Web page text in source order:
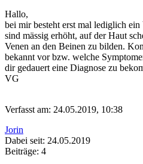
Hallo,
bei mir besteht erst mal lediglich
sind mässig erhöht, auf der Haut
Venen an den Beinen zu bilden.
bekannt vor bzw. welche
dir gedauert eine Diagnose zu
VG
Verfasst am: 24.05.2019, 10:38
Jorin
Dabei seit: 24.05.2019
Beiträge: 4